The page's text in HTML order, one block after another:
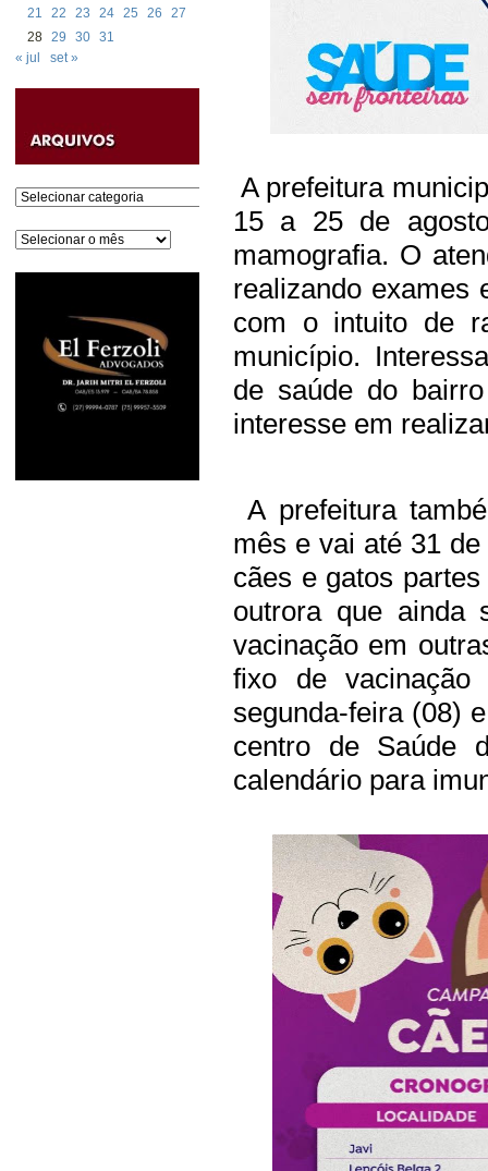
21
22 23 24 25 26
27
28 29 30 31
« jul
set »
Categorias
Arquivos
A prefeitura
15 a 25 de
mamografia. O
realizando exames
com o intuito de
município.
de saúde do
interesse em
A prefeitura
mês e vai até 31
cães e gatos
outrora que ainda
vacinação em
fixo de
segunda-feira (08)
centro de Saúde
calendário para